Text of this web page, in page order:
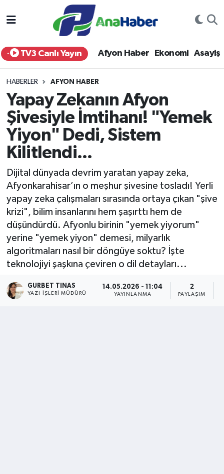
TV3 Canlı Yayın Afyon Haber Ekonomi Asayiş
HABERLER AFYON HABER
Yapay Zekanın Afyon
Şivesiyle İmtihanı! "Yemek
Yiyon" Dedi, Sistem
Kilitlendi...
Dijital dünyada devrim yaratan yapay zeka,
Afyonkarahisar’ın o meşhur şivesine tosladı! Yerli
yapay zeka çalışmaları sırasında ortaya çıkan "şive
krizi", bilim insanlarını hem şaşırttı hem de
düşündürdü. Afyonlu birinin "yemek yiyorum"
yerine "yemek yiyon" demesi, milyarlık
algoritmaları nasıl bir döngüye soktu? İşte
teknolojiyi şaşkına çeviren o dil detayları...
GURBET TINAS
YAZI İŞLERI MÜDÜRÜ
14.05.2026 - 11:04
YAYINLANMA
2
PAYLAŞIM
Yurt Haber
Afyon Haber
Siyaset
Spor
Sağlık
Teknoloji
Kültür - Sanat
Yaşam
Afyonkarahisar Nöbetçi Eczaneler
Afyonkarahisar Hava Durumu
Afyonkarahisar Trafik Yoğunluk Haritası
Süper Lig Puan Durumu ve Fikstür
Son Dakika Haberleri
Haber Arşivi